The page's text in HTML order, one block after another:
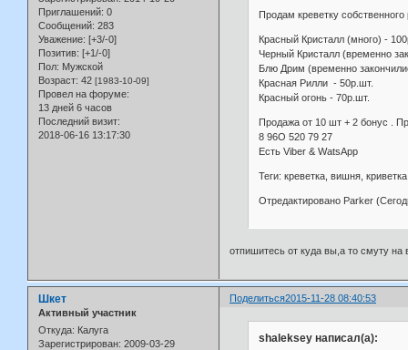
Приглашений: 0
Сообщений: 283
Уважение: [+3/-0]
Позитив: [+1/-0]
Пол: Мужской
Возраст: 42 [1983-10-09]
Провел на форуме:
13 дней 6 часов
Последний визит:
2018-06-16 13:17:30
Продам креветку
Красный Кристалл (много) -
Черный Кристалл (временно
Блю Дрим (временно
Красная Рилли - 50р.шт.
Красный огонь - 70р.шт.
Продажа от 10 шт + 2 бонус .
8 96О 520 79 27
Есть Viber & WatsApp
Теги: креветка, вишня,
Отредактировано Parker
отпишитесь от куда вы,а то смуту на
Поделиться2015-11-28 08:40:53
Шкет
Активный участник
Откуда: Калуга
Зарегистрирован: 2009-03-29
shaleksey написал(а):